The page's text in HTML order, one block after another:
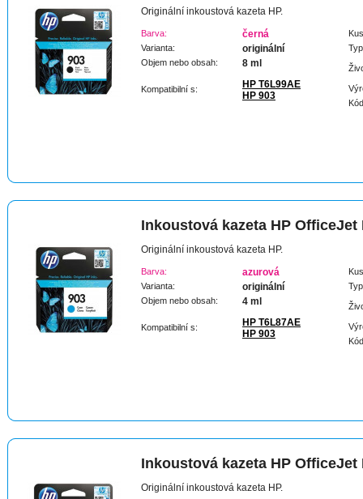
Originální inkoustová kazeta HP.
Barva: černá
Varianta: originální
Objem nebo obsah: 8 ml
Kompatibilní s:
HP T6L99AE
HP 903
Inkoustová kazeta HP OfficeJet
Originální inkoustová kazeta HP.
Barva: azurová
Varianta: originální
Objem nebo obsah: 4 ml
Kompatibilní s:
HP T6L87AE
HP 903
Inkoustová kazeta HP OfficeJet
Originální inkoustová kazeta HP.